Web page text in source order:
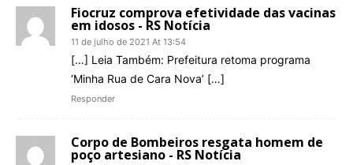
Fiocruz comprova efetividade das vacinas
em idosos - RS Notícia
11 de julho de 2021 At 13:54
[…] Leia Também: Prefeitura retoma programa
‘Minha Rua de Cara Nova’ […]
Responder
Corpo de Bombeiros resgata homem de
poço artesiano - RS Notícia